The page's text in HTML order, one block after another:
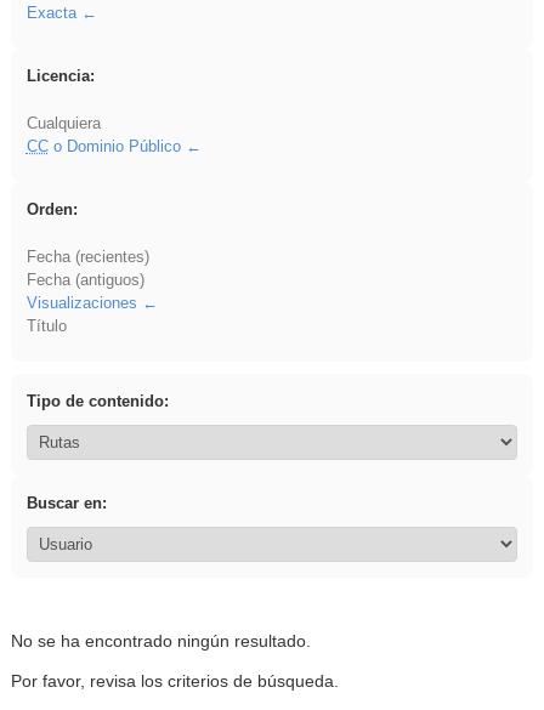
Exacta
Licencia:
Cualquiera
CCo Dominio Público
Orden:
Fecha (recientes)
Fecha (antiguos)
Visualizaciones
Título
Tipo de contenido:
Buscar en:
No se ha encontrado ningún resultado.
Por favor, revisa los criterios de búsqueda.